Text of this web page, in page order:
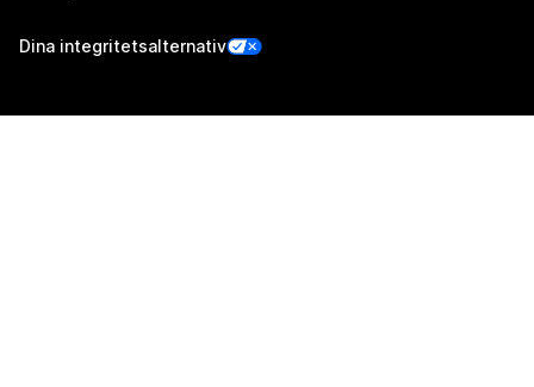
Dina integritetsalternativ